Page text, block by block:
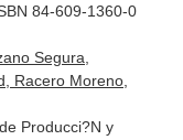
84-609-1360-0
Segura,
Racero Moreno,
Producci?N y